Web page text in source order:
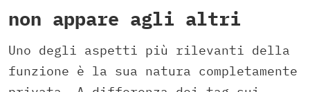
non appare agli altri
Uno degli aspetti più rilevanti della
funzione è la sua natura completamente